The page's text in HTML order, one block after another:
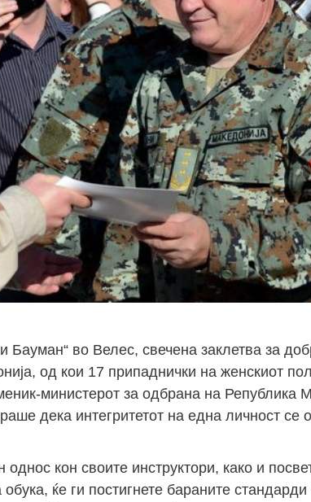
Бауман“ во Велес, свечена заклетва за
од кои 17 припаднички на женскиот
министерот за одбрана на Република
дека интегритетот на една личност
кон своите инструктори, како и
ќе ги постигнете бараните